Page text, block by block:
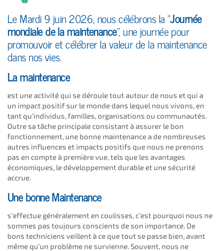
Le Mardi 9 juin 2026, nous célébrons la "Journée
mondiale de la maintenance", une journée pour
promouvoir et célébrer la valeur de la maintenance
dans nos vies.
La maintenance
est une activité qui se déroule tout autour de nous et qui a
un impact positif sur le monde dans lequel nous vivons, en
tant qu'individus, familles, organisations ou communautés.
Outre sa tâche principale consistant à assurer le bon
fonctionnement, une bonne maintenance a de nombreuses
autres influences et impacts positifs que nous ne prenons
pas en compte à première vue, tels que les avantages
économiques, le développement durable et une sécurité
accrue.
Une bonne Maintenance
s’effectue généralement en coulisses, c’est pourquoi nous ne
sommes pas toujours conscients de son importance. De
bons techniciens veillent à ce que tout se passe bien, avant
même qu’un problème ne survienne. Souvent, nous ne